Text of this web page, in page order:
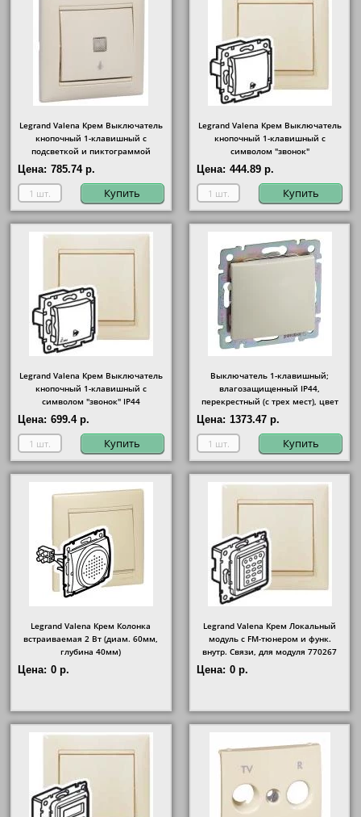
Legrand Valena Крем Выключатель
кнопочный 1-клавишный с
подсветкой и пиктограммой
"лампочка"
Цена: 785.74 р.
Купить
Legrand Valena Крем Выключатель
кнопочный 1-клавишный с
символом "звонок"
Цена: 444.89 р.
Купить
Legrand Valena Крем Выключатель
кнопочный 1-клавишный с
символом "звонок" IP44
Цена: 699.4 р.
Купить
Выключатель 1-клавишный;
влагозащищенный IP44,
перекрестный (с трех мест), цвет
Бежевый
Цена: 1373.47 р.
Купить
Legrand Valena Крем Колонка
встраиваемая 2 Вт (диам. 60мм,
глубина 40мм)
Цена: 0 р.
Legrand Valena Крем Локальный
модуль с FM-тюнером и функ.
внутр. Связи, для модуля 770267
Цена: 0 р.